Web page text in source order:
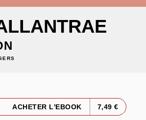
ACHETER L'EBOOK 7,49 €